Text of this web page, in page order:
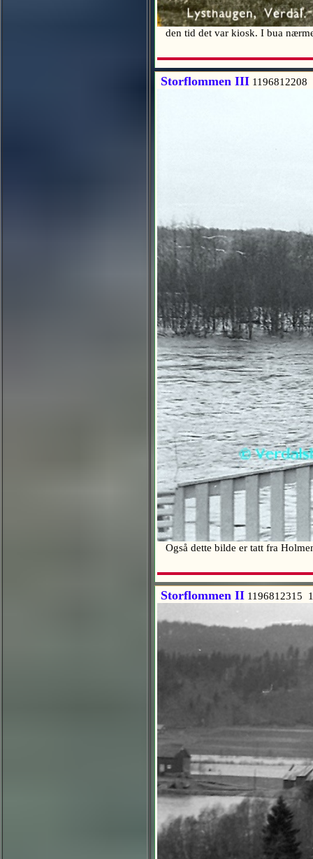
den tid det var kiosk. I bua
Storflommen III 1196812208
Også dette bilde er tatt fra
Storflommen II 1196812315